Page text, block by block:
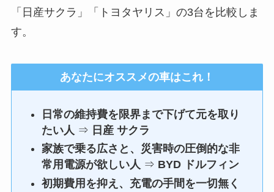
「日産サクラ」「トヨタヤリス」の3台を比較しま
す。
あなたにオススメの車はこれ！
日常の維持費を限界まで下げて元を取り
たい人 ⇒ 日産 サクラ
家族で乗る広さと、災害時の圧倒的な非
常用電源が欲しい人 ⇒ BYD ドルフィン
初期費用を抑え、充電の手間を一切無く